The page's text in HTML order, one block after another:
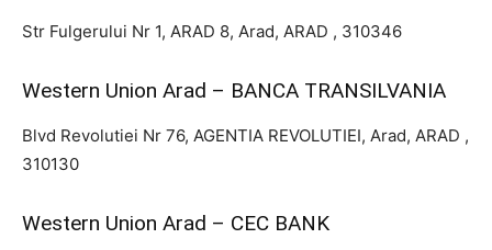
Str Fulgerului Nr 1, ARAD 8, Arad, ARAD , 310346
Western Union Arad – BANCA TRANSILVANIA
Blvd Revolutiei Nr 76, AGENTIA REVOLUTIEI, Arad, ARAD ,
310130
Western Union Arad – CEC BANK